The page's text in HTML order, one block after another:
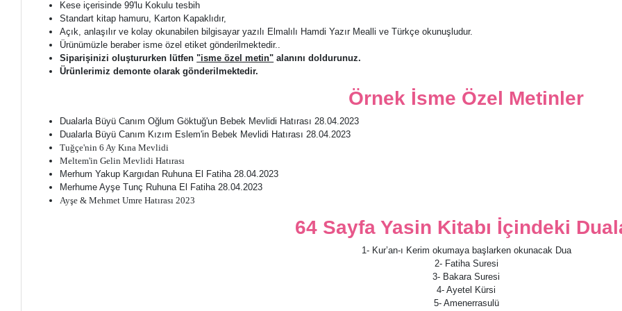
Kese içerisinde 99'lu Kokulu tesbih
Standart kitap hamuru, Karton Kapaklıdır,
Açık, anlaşılır ve kolay okunabilen bilgisayar yazılı Elmalılı Hamdi Yazır Mealli ve Türkçe okunuşludur.
Ürünümüzle beraber isme özel etiket gönderilmektedir..
Siparişinizi oluştururken lütfen"isme özel metin" alanını doldurunuz.
Ürünlerimiz demonte olarak gönderilmektedir.
Örnek İsme Özel Metinler
Dualarla Büyü Canım Oğlum Göktuğ'un Bebek Mevlidi Hatırası 28.04.2023
Dualarla Büyü Canım Kızım Eslem'in Bebek Mevlidi Hatırası 28.04.2023
Tuğçe'nin 6 Ay Kına Mevlidi
Meltem'in Gelin Mevlidi Hatırası
Merhum Yakup Kargıdan Ruhuna El Fatiha 28.04.2023
Merhume Ayşe Tunç Ruhuna El Fatiha 28.04.2023
Ayşe & Mehmet Umre Hatırası 2023
64 Sayfa Yasin Kitabı İçindeki
1- Kur’an-ı Kerim okumaya başlarken okunacak Dua
2- Fatiha Suresi
3- Bakara Suresi
4- Ayetel Kürsi
5- Amenerrasulü